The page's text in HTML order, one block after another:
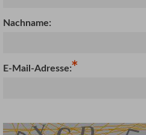
Nachname:
E-Mail-Adresse: